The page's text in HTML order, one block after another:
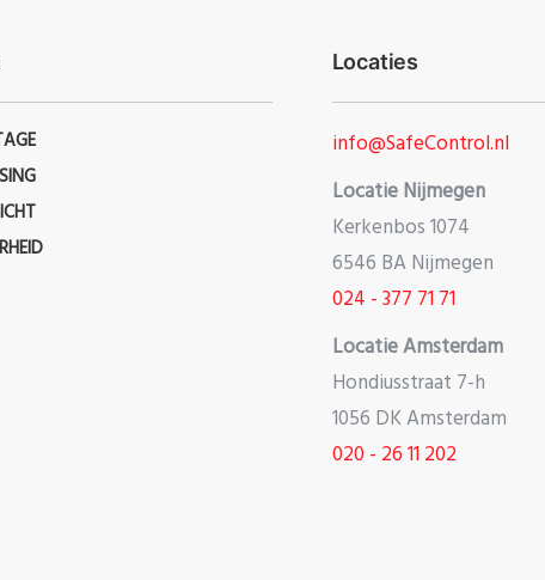
Locaties
info@SafeControl.nl
Locatie Nijmegen
Kerkenbos 1074
6546 BA Nijmegen
024 - 377 71 71
Locatie Amsterdam
Hondiusstraat 7-h
1056 DK Amsterdam
020 - 26 11 202